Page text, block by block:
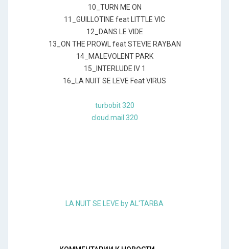
10_TURN ME ON
11_GUILLOTINE feat LITTLE VIC
12_DANS LE VIDE
13_ON THE PROWL feat STEVIE RAYBAN
14_MALEVOLENT PARK
15_INTERLUDE IV 1
16_LA NUIT SE LEVE Feat VIRUS
turbobit 320
cloud.mail 320
LA NUIT SE LEVE by AL'TARBA